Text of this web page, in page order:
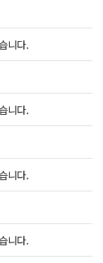
니다.
니다.
니다.
니다.